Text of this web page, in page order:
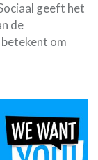
geeft het
de
om